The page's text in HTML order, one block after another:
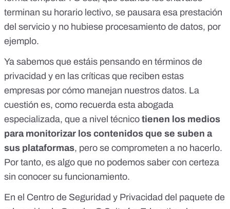
terminan su horario lectivo, se pausara esa prestación
del servicio y no hubiese procesamiento de datos, por
ejemplo.
Ya sabemos que estáis pensando en términos de
privacidad y en las críticas que reciben estas
empresas por cómo manejan nuestros datos. La
cuestión es, como recuerda esta abogada
especializada, que a nivel técnico tienen los medios
para monitorizar los contenidos que se suben a
sus plataformas, pero se comprometen a no hacerlo.
Por tanto, es algo que no podemos saber con certeza
sin conocer su funcionamiento.
En el Centro de Seguridad y Privacidad del paquete de